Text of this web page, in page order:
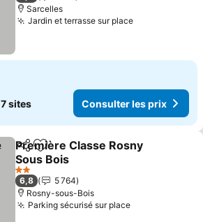
Sarcelles
Jardin et terrasse sur place
7 sites Consulter les prix
PartagerAjouter à mes favoris
Première Classe Rosny
Sous Bois
2 Étoiles
6,8
5 764
Rosny-sous-Bois
Parking sécurisé sur place